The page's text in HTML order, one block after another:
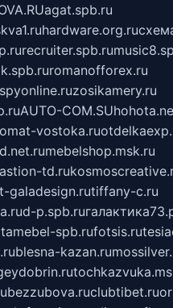
agat.spb.ru
hardware.org.ru
recruiter.spb.ru
romanofforex.ru
spyonline.ruzosikamery.ru
AUTO-COM.SU
vostoka.ru
mebelshop.msk.ru
td.ru
galadesign.rutiffany-c.ru
d-p.spb.ru
spb.rufotsis.ru
blesna-kazan.ru
bezzubova.ruclubtibet.ru